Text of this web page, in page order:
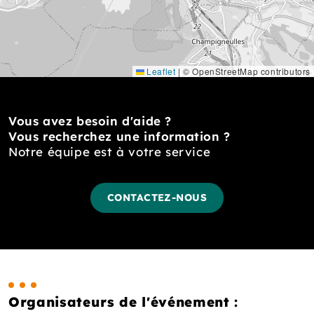
Leaflet | © OpenStreetMap contributors
Vous avez besoin d'aide ?
Vous recherchez une information ?
Notre équipe est à votre service
CONTACTEZ-NOUS
Organisateurs de l'événement :